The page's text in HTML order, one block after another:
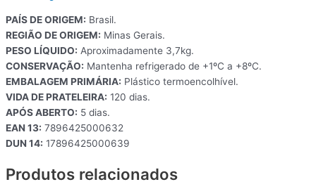
PAÍS DE ORIGEM: Brasil.
REGIÃO DE ORIGEM: Minas Gerais.
PESO LÍQUIDO: Aproximadamente 3,7kg.
CONSERVAÇÃO: Mantenha refrigerado de +1ºC a +8ºC.
EMBALAGEM PRIMÁRIA: Plástico termoencolhível.
VIDA DE PRATELEIRA: 120 dias.
APÓS ABERTO: 5 dias.
EAN 13: 7896425000632
DUN 14: 17896425000639
Produtos relacionados